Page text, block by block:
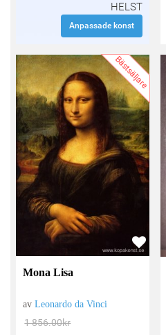
HELST
Anpassade konst
Bästsäljare
Mona Lisa
avLeonardo da Vinci
1 856.00kr